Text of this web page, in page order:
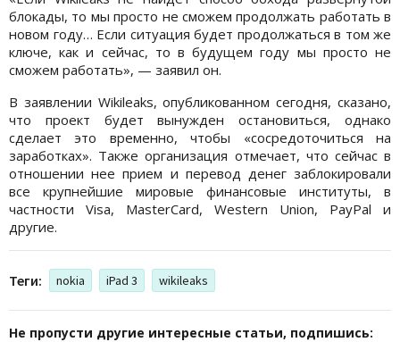
блокады, то мы просто не сможем продолжать работать в
новом году… Если ситуация будет продолжаться в том же
ключе, как и сейчас, то в будущем году мы просто не
сможем работать», — заявил он.
В заявлении Wikileaks, опубликованном сегодня, сказано,
что проект будет вынужден остановиться, однако
сделает это временно, чтобы «сосредоточиться на
заработках». Также организация отмечает, что сейчас в
отношении нее прием и перевод денег заблокировали
все крупнейшие мировые финансовые институты, в
частности Visa, MasterCard, Western Union, PayPal и
другие.
Теги: nokia iPad 3 wikileaks
Не пропусти другие интересные статьи, подпишись: